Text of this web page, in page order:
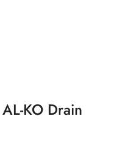
KO Drain